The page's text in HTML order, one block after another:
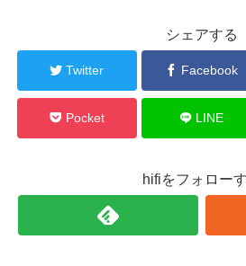
シェアする
Twitter Facebook
Pocket LINE
hifiをフォロー